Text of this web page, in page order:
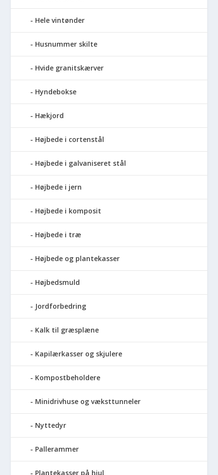
Hele vintønder
Husnummer skilte
Hvide granitskærver
Hyndebokse
Hækjord
Højbede i cortenstål
Højbede i galvaniseret stål
Højbede i jern
Højbede i komposit
Højbede i træ
Højbede og plantekasser
Højbedsmuld
Jordforbedring
Kalk til græsplæne
Kapilærkasser og skjulere
Kompostbeholdere
Minidrivhuse og væksttunneler
Nyttedyr
Pallerammer
Plantekasser på hjul